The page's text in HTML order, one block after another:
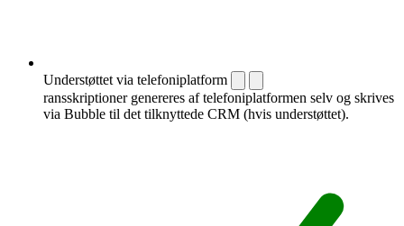
Understøttet via telefoniplatform
ransskriptioner genereres af telefoniplatformen selv og skrives
via Bubble til det tilknyttede CRM (hvis understøttet).